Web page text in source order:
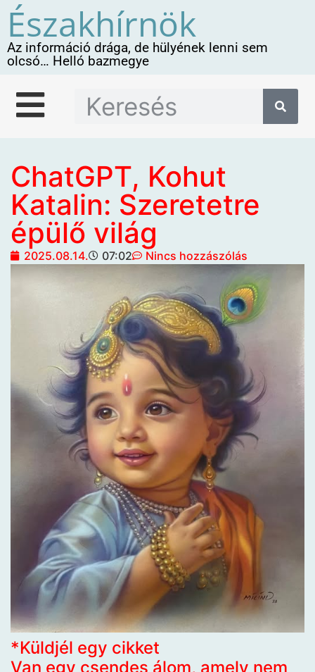
Északhírnök
Az információ drága, de hülyének lenni sem
olcsó… Helló bazmegye
ChatGPT, Kohut
Katalin: Szeretetre
épülő világ
2025.08.14. 07:02 Nincs hozzászólás
*Küldjél egy cikket
Van egy csendes álom, amely nem